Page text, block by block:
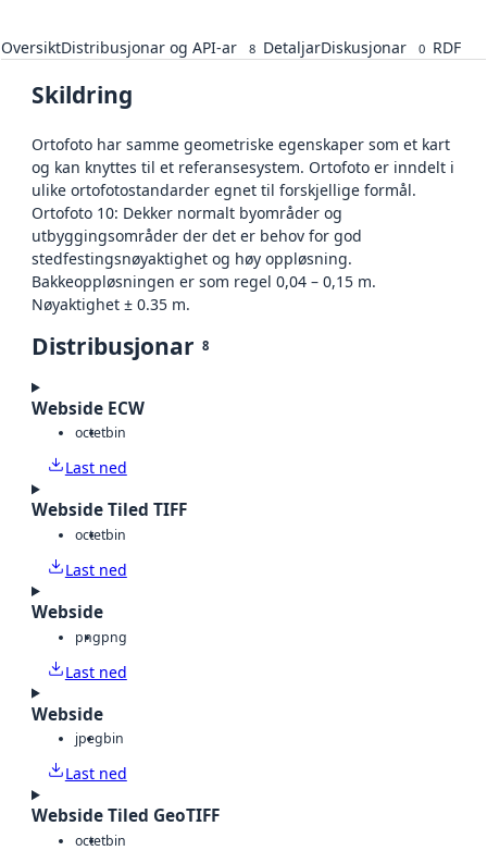
OversiktDistribusjonar og API-ar 8 DetaljarDiskusjonar 0 RDF
Skildring
Ortofoto har samme geometriske egenskaper som et kart
og kan knyttes til et referansesystem. Ortofoto er inndelt i
ulike ortofotostandarder egnet til forskjellige formål.
Ortofoto 10: Dekker normalt byområder og
utbyggingsområder der det er behov for god
stedfestingsnøyaktighet og høy oppløsning.
Bakkeoppløsningen er som regel 0,04 – 0,15 m.
Nøyaktighet ± 0.35 m.
Distribusjonar 8
Webside ECW
octetbin
Last ned
Webside Tiled TIFF
octetbin
Last ned
Webside
pngpng
Last ned
Webside
jpegbin
Last ned
Webside Tiled GeoTIFF
octetbin